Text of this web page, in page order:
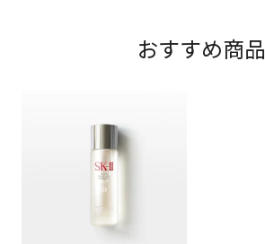
おすすめ商品